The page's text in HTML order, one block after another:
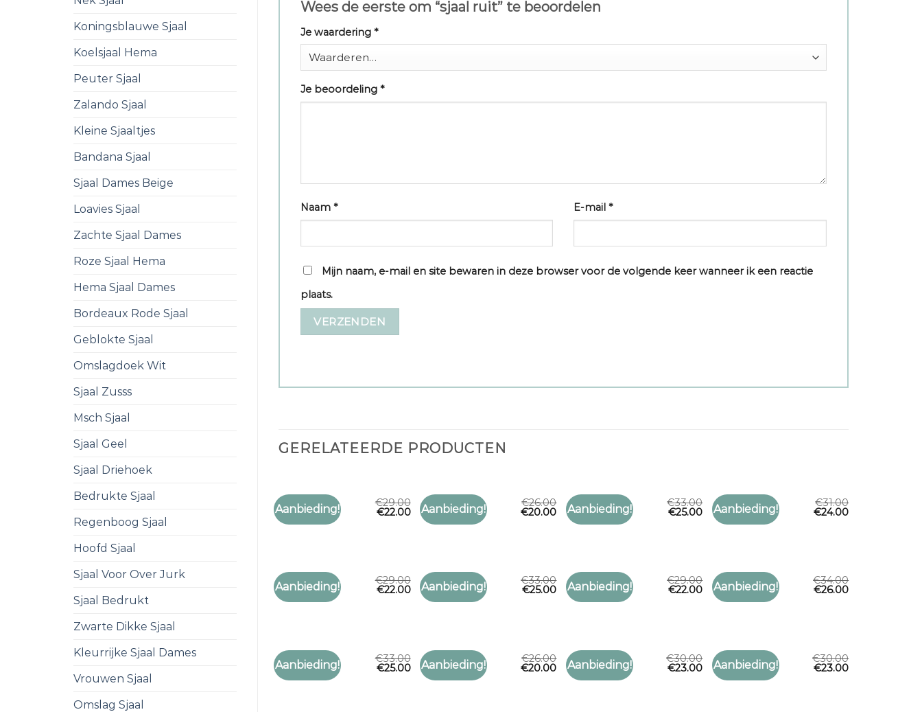
Koningsblauwe Sjaal
Koelsjaal Hema
Peuter Sjaal
Zalando Sjaal
Kleine Sjaaltjes
Bandana Sjaal
Sjaal Dames Beige
Loavies Sjaal
Zachte Sjaal Dames
Roze Sjaal Hema
Hema Sjaal Dames
Bordeaux Rode Sjaal
Geblokte Sjaal
Omslagdoek Wit
Sjaal Zusss
Msch Sjaal
Sjaal Geel
Sjaal Driehoek
Bedrukte Sjaal
Regenboog Sjaal
Hoofd Sjaal
Sjaal Voor Over Jurk
Sjaal Bedrukt
Zwarte Dikke Sjaal
Kleurrijke Sjaal Dames
Vrouwen Sjaal
Omslag Sjaal
Wees de eerste om “sjaal ruit” te beoordelen
Je waardering *
Je beoordeling *
Naam * E-mail*
Mijn naam, e-mail en site bewaren in deze browser voor de volgende keer wanneer ik een reactie
plaats.
GERELATEERDE PRODUCTEN
Aanbieding!
Toevoegen
SJAAL RUIT
sjaal ruit
€29.00
€22.00 Aanbieding!
Toevoegen
SJAAL RUIT
sjaal ruit
€26.00
€20.00 Aanbieding!
Toevoegen
SJAAL RUIT
sjaal ruit
€33.00
€25.00 Aanbieding!
Toevoegen
SJAAL RUIT
sjaal ruit
€31.00
€24.00
Aanbieding!
Toevoegen
SJAAL RUIT
sjaal ruit
€29.00
€22.00 Aanbieding!
Toevoegen
SJAAL RUIT
sjaal ruit
€33.00
€25.00 Aanbieding!
Toevoegen
SJAAL RUIT
sjaal ruit
€29.00
€22.00 Aanbieding!
Toevoegen
SJAAL RUIT
sjaal ruit
€34.00
€26.00
Aanbieding!
Toevoegen
SJAAL RUIT
sjaal ruit
€33.00
€25.00 Aanbieding!
Toevoegen
SJAAL RUIT
sjaal ruit
€26.00
€20.00 Aanbieding!
Toevoegen
SJAAL RUIT
sjaal ruit
€30.00
€23.00 Aanbieding!
Toevoegen
SJAAL RUIT
sjaal ruit
€30.00
€23.00